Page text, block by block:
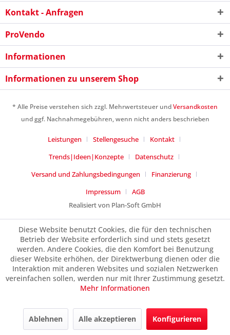
Ich habe dieDatenschutzerklärunggelesen,
Mit * gekennzeichnete Felder sind Pflichtfelder.
Kontakt - Anfragen
ProVendo
Informationen
Informationen zu unserem Shop
* Alle Preise verstehen sich zzgl. Mehrwertsteuer undVersandkosten
und ggf. Nachnahmegebühren, wenn nicht anders beschrieben
Leistungen Stellengesuche
Kontakt
Trends|Ideen|Konzepte
Datenschutz
Versand und Zahlungsbedingungen
Finanzierung
Impressum
AGB
Realisiert von Plan-Soft GmbH
Diese Website benutzt Cookies, die für den technischen
Betrieb der Website erforderlich sind und stets gesetzt
werden. Andere Cookies, die den Komfort bei Benutzung
dieser Website erhöhen, der Direktwerbung dienen oder die
Interaktion mit anderen Websites und sozialen Netzwerken
vereinfachen sollen, werden nur mit Ihrer Zustimmung gesetzt.
Mehr Informationen
Ablehnen Alle akzeptieren Konfigurieren